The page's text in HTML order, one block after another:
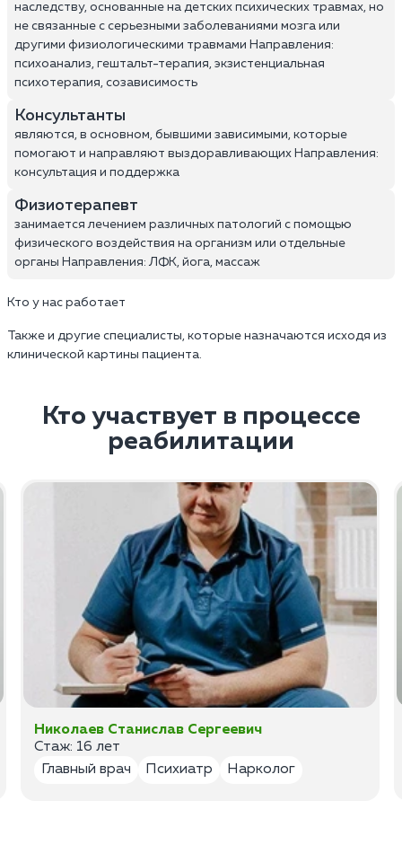
наследству, основанные на детских психических травмах, но
не связанные с серьезными заболеваниями мозга или
другими физиологическими травмами Направления:
психоанализ, гештальт-терапия, экзистенциальная
психотерапия, созависимость
Консультанты
являются, в основном, бывшими зависимыми, которые
помогают и направляют выздоравливающих Направления:
консультация и поддержка
Физиотерапевт
занимается лечением различных патологий с помощью
физического воздействия на организм или отдельные
органы Направления: ЛФК, йога, массаж
Кто у нас работает
Также и другие специалисты, которые назначаются исходя из
клинической картины пациента.
Кто участвует в процессе
реабилитации
Николаев Станислав Сергеевич
Стаж: 16 лет
Главный врач
Психиатр Нарколог